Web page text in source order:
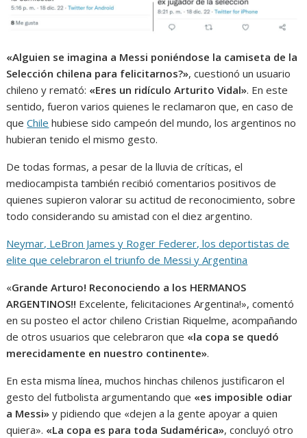
«Alguien se imagina a Messi poniéndose la camiseta de la
Selección chilena para felicitarnos?», cuestionó un usuario
chileno y remató: «Eres un ridículo Arturito Vidal». En este
sentido, fueron varios quienes le reclamaron que, en caso de
queChile hubiese sido campeón del mundo, los argentinos no
hubieran tenido el mismo gesto.
De todas formas, a pesar de la lluvia de críticas, el
mediocampista también recibió comentarios positivos de
quienes supieron valorar su actitud de reconocimiento, sobre
todo considerando su amistad con el diez argentino.
Neymar, LeBron James y Roger Federer, los deportistas de
elite que celebraron el triunfo de Messi y Argentina
«Grande Arturo! Reconociendo a los HERMANOS
ARGENTINOS!! Excelente, felicitaciones Argentina!», comentó
en su posteo el actor chileno Cristian Riquelme, acompañando
de otros usuarios que celebraron que «la copa se quedó
merecidamente en nuestro continente».
En esta misma línea, muchos hinchas chilenos justificaron el
gesto del futbolista argumentando que «es imposible odiar
a Messi» y pidiendo que «dejen a la gente apoyar a quien
quiera». «La copa es para toda Sudamérica», concluyó otro